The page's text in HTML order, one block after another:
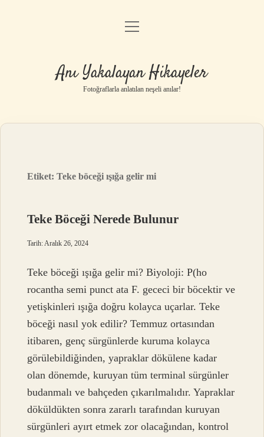
Anasayfa
Yasal Uyarı
menüyü
Anı Yakalayan Hikayeler
Fotoğraflarla anlatılan neşeli anılar!
Etiket:Teke böceği ışığa gelir mi
Teke Böceği Nerede Bulunur
Tarih: Aralık 26, 2024
Teke böceği ışığa gelir mi? Biyoloji: P(ho
rocantha semi punct ata F. gececi bir böcektir ve
yetişkinleri ışığa doğru kolayca uçarlar. Teke
böceği nasıl yok edilir? Temmuz ortasından
itibaren, genç sürgünlerde kuruma kolayca
görülebildiğinden, yapraklar dökülene kadar
olan dönemde, kuruyan tüm terminal sürgünler
budanmalı ve bahçeden çıkarılmalıdır. Yapraklar
döküldükten sonra zararlı tarafından kuruyan
sürgünleri ayırt etmek zor olacağından, kontrol